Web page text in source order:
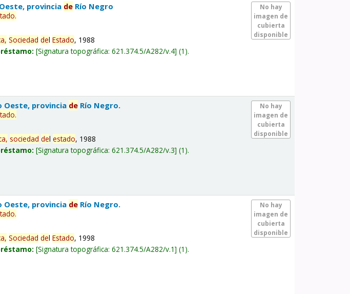
No hay
imagen de
cubierta
disponible
provincia de Río Negro
.
Sociedad delEstado, 1988
Signatura topográfica:621.374.5/A282/v.4 (1).
No hay
imagen de
cubierta
disponible
Oeste, provincia de Río Negro.
.
sociedad delestado, 1988
Signatura topográfica:621.374.5/A282/v.3 (1).
No hay
imagen de
cubierta
disponible
Oeste, provincia de Río Negro.
.
Sociedad delEstado, 1998
Signatura topográfica:621.374.5/A282/v.1 (1).